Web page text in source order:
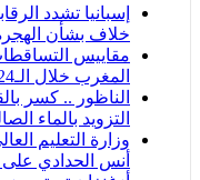
إسبانيا تشدد
خلاف بشأن
مقاييس
المغرب خلال الـ24 ساعة الماضية
الناظور .. كسر
التزويد بالماء
وزارة التعليم
أنس الحدادي